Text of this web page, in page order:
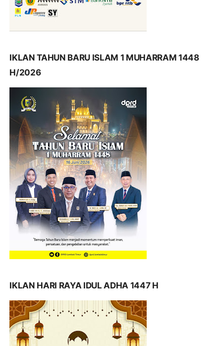
IKLAN TAHUN BARU ISLAM 1 MUHARRAM 1448
H/2026
IKLAN HARI RAYA IDUL ADHA 1447 H